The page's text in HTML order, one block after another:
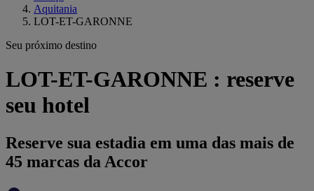
Aquitania
LOT-ET-GARONNE
Seu próximo destino
LOT-ET-GARONNE : reserve
seu hotel
Reserve sua estadia em uma das mais de
45 marcas da Accor